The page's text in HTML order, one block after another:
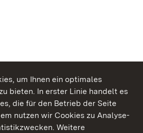
um Ihnen ein optimales
bieten. In erster Linie handelt es
die für den Betrieb der Seite
nutzen wir Cookies zu Analyse-
Weitere
Genießen.